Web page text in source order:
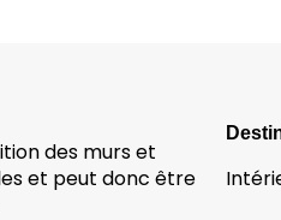
des murs et
et peut donc être